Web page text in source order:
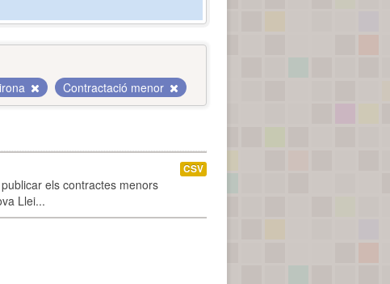
Contractació menor
els contractes menors
Llei...
CSV